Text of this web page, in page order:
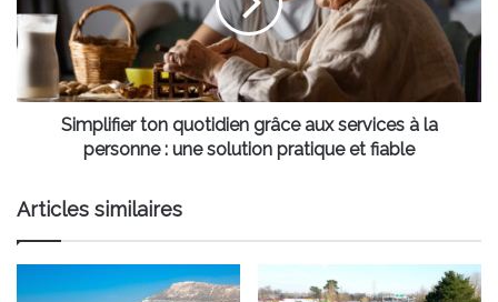
services
à
personne
et
fiable
Simplifier ton quotidien grâce aux services à la
personne : une solution pratique et fiable
Articles similaires